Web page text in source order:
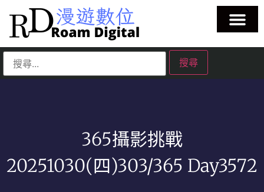
365攝影挑戰
20251030(四)303/365 Day3572